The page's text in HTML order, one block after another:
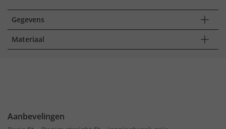
Gegevens
Materiaal
Aanbevelingen